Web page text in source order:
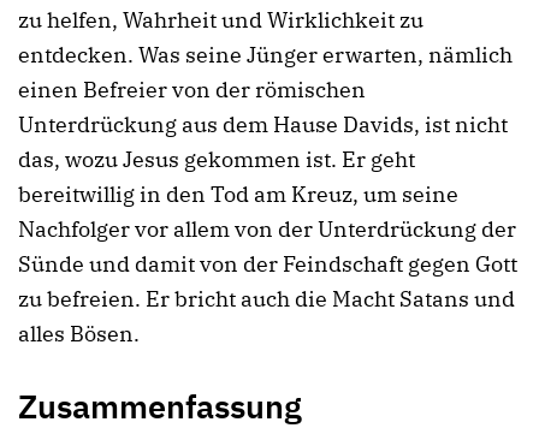
zu helfen, Wahrheit und Wirklichkeit zu
entdecken. Was seine Jünger erwarten, nämlich
einen Befreier von der römischen
Unterdrückung aus dem Hause Davids, ist nicht
das, wozu Jesus gekommen ist. Er geht
bereitwillig in den Tod am Kreuz, um seine
Nachfolger vor allem von der Unterdrückung der
Sünde und damit von der Feindschaft gegen Gott
zu befreien. Er bricht auch die Macht Satans und
alles Bösen.
Zusammenfassung